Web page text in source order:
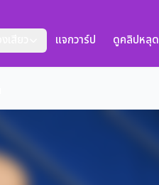
แจกวาร์ป ดูคลิปหลุด